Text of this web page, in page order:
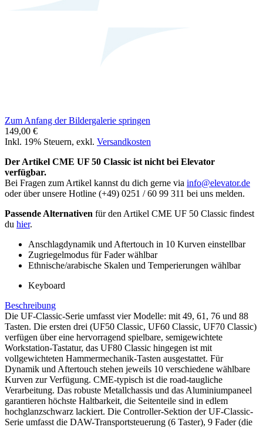
Zum Anfang der Bildergalerie springen
149,00 €
Inkl. 19% Steuern, exkl. Versandkosten
Der Artikel CME UF 50 Classic ist nicht bei Elevator
verfügbar.
Bei Fragen zum Artikel kannst du dich gerne via info@elevator.de
oder über unsere Hotline (+49) 0251 / 60 99 311 bei uns melden.
Passende Alternativen für den Artikel CME UF 50 Classic findest
du hier.
Anschlagdynamik und Aftertouch in 10 Kurven einstellbar
Zugriegelmodus für Fader wählbar
Ethnische/arabische Skalen und Temperierungen wählbar
Keyboard
Beschreibung
Die UF-Classic-Serie umfasst vier Modelle: mit 49, 61, 76 und 88
Tasten. Die ersten drei (UF50 Classic, UF60 Classic, UF70 Classic)
verfügen über eine hervorragend spielbare, semigewichtete
Workstation-Tastatur, das UF80 Classic hingegen ist mit
vollgewichteten Hammermechanik-Tasten ausgestattet. Für
Dynamik und Aftertouch stehen jeweils 10 verschiedene wählbare
Kurven zur Verfügung. CME-typisch ist die road-taugliche
Verarbeitung. Das robuste Metallchassis und das Aluminiumpaneel
garantieren höchste Haltbarkeit, die Seitenteile sind in edlem
hochglanzschwarz lackiert. Die Controller-Sektion der UF-Classic-
Serie umfasst die DAW-Transportsteuerung (6 Taster), 9 Fader (die